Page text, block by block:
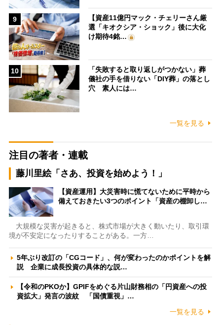
9
【資産11億円マック・チェリーさん厳
選「キオクシア・ショック」後に大化
け期待4銘…
10
「失敗すると取り返しがつかない」葬
儀社の手を借りない「DIY葬」の落とし
穴 素人には…
一覧を見る
注目の著者・連載
藤川里絵「さあ、投資を始めよう！」
【資産運用】大災害時に慌てないために平時から
備えておきたい3つのポイント「資産の棚卸し…
大規模な災害が起きると、株式市場が大きく動いたり、取引環
境が不安定になったりすることがある。一方…
5年ぶり改訂の「CGコード」、何が変わったのかポイントを解
説 企業に成長投資の具体的な説…
【令和のPKOか】GPIFをめぐる片山財務相の「円資産への投
資拡大」発言の波紋 「国債重視」…
一覧を見る